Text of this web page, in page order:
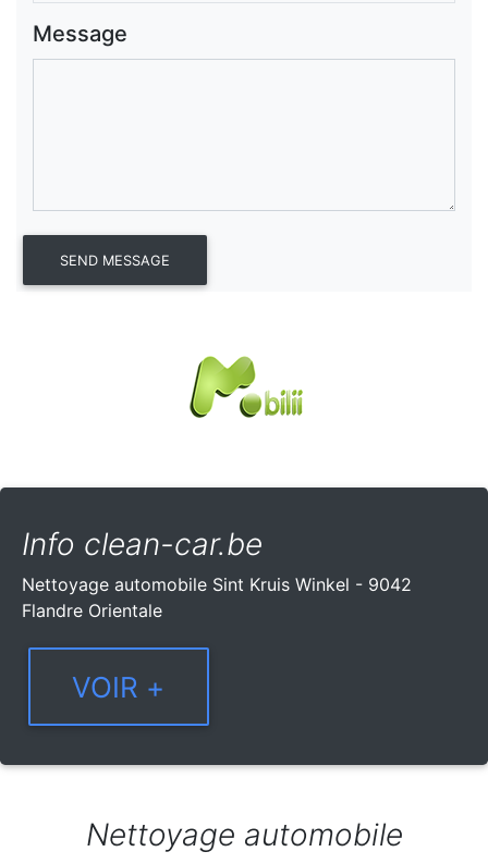
Message
Info clean-car.be
Nettoyage automobile Sint Kruis Winkel - 9042
Flandre Orientale
Nettoyage automobile